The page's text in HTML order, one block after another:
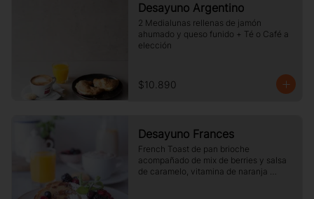
Desayuno Argentino
2 Medialunas rellenas de jamón
ahumado y queso funido + Té o Café a
elección
$10.890
Desayuno Frances
French Toast de pan brioche
acompañado de mix de berries y salsa
de caramelo, vitamina de naranja